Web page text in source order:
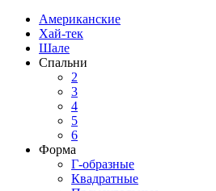
Американские
Хай-тек
Шале
Спальни
2
3
4
5
6
Форма
Г-образные
Квадратные